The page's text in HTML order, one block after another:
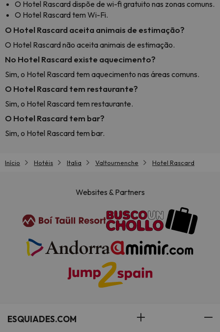
O Hotel Rascard dispõe de wi-fi gratuito nas zonas comuns.
O Hotel Rascard tem Wi-Fi.
O Hotel Rascard aceita animais de estimação?
O Hotel Rascard não aceita animais de estimação.
No Hotel Rascard existe aquecimento?
Sim, o Hotel Rascard tem aquecimento nas áreas comuns.
O Hotel Rascard tem restaurante?
Sim, o Hotel Rascard tem restaurante.
O Hotel Rascard tem bar?
Sim, o Hotel Rascard tem bar.
Início Hotéis Italia Valtournenche Hotel Rascard
Websites & Partners
ESQUIADES.COM